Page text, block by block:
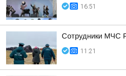
16:51
Сотрудники МЧС
11:21